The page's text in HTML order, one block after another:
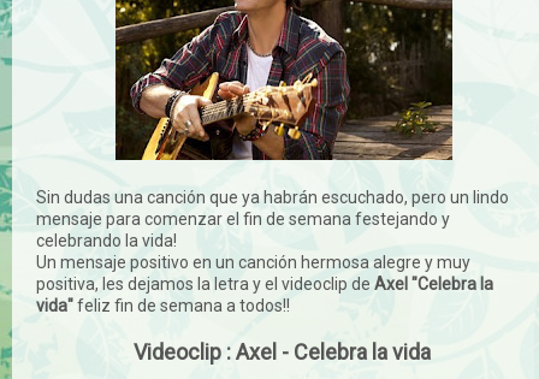
Sin dudas una canción que ya habrán escuchado, pero un lindo
mensaje para comenzar el fin de semana festejando y
celebrando la vida!
Un mensaje positivo en un canción hermosa alegre y muy
positiva, les dejamos la letra y el videoclip de Axel "Celebra la
vida"feliz fin de semana a todos!!
Videoclip : Axel - Celebra la vida